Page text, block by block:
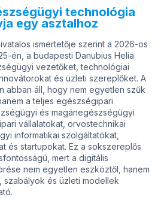
technológia
egy asztalhoz
ismertetője szerint a 2026-os
én, a budapesti Danubius Helia
vezetőket, technológiai
és üzleti szereplőket. A
abban áll, hogy nem egyetlen szűk
a teljes egészségipari
és magánegészségügyi
vállalatokat, orvostechnikai
informatikai szolgáltatókat,
és startupokat. Ez a sokszereplős
mert a digitális
nem egyetlen eszköztől, hanem
szabályok és üzleti modellek